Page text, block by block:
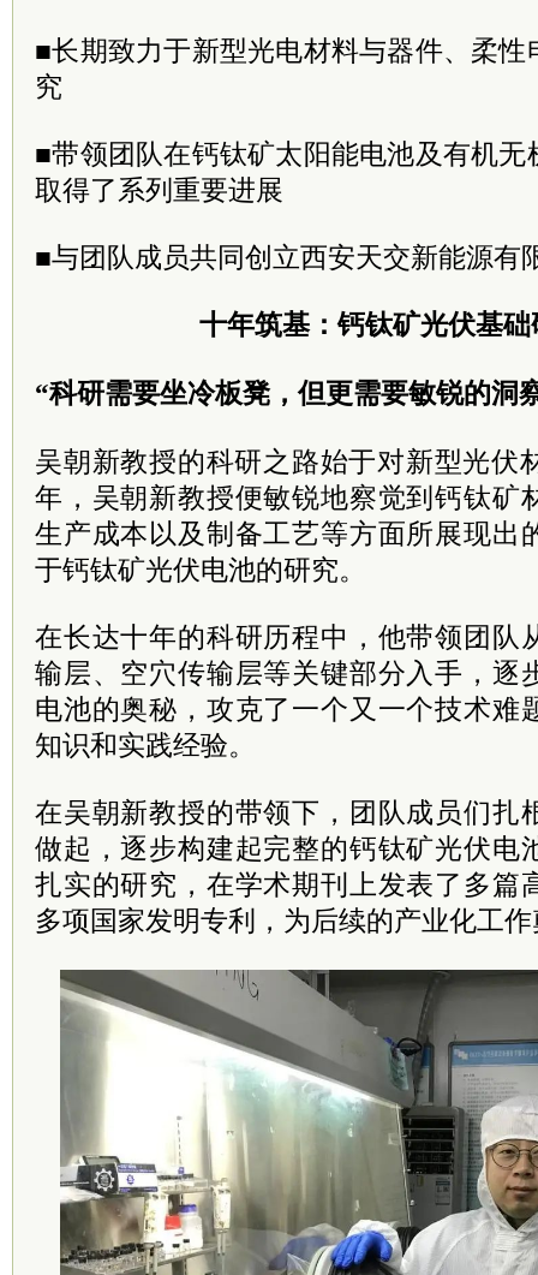
■长期致力于新型光电材料与器件、柔
究
■带领团队在钙钛矿太阳能电池及有机
取得了系列重要进展
■与团队成员共同创立西安天交新能源有
十年筑基：钙钛矿光伏基
“科研需要坐冷板凳，但更需要敏锐的洞
吴朝新教授的科研之路始于对新型光伏
年，吴朝新教授便敏锐地察觉到钙钛矿
生产成本以及制备工艺等方面所展现出
于钙钛矿光伏电池的研究。
在长达十年的科研历程中，他带领团队
输层、空穴传输层等关键部分入手，逐
电池的奥秘，攻克了一个又一个技术难
知识和实践经验。
在吴朝新教授的带领下，团队成员们扎
做起，逐步构建起完整的钙钛矿光伏电
扎实的研究，在学术期刊上发表了多篇
多项国家发明专利，为后续的产业化工